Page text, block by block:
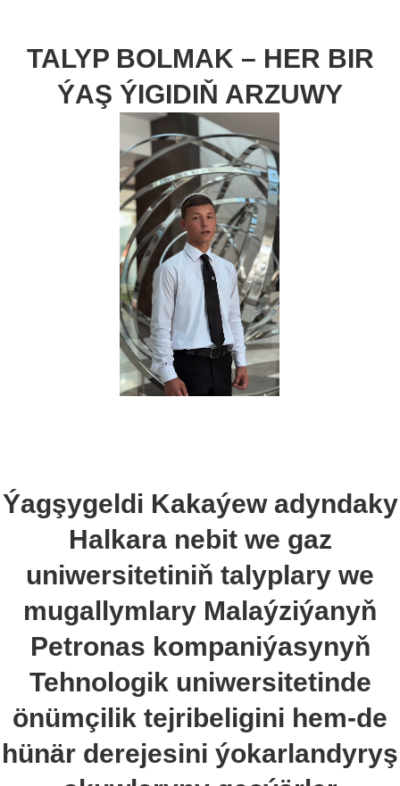
TALYP BOLMAK – HER BIR
ÝAŞ ÝIGIDIŇ ARZUWY
Ýagşygeldi Kakaýew adyndaky
Halkara nebit we gaz
uniwersitetiniň talyplary we
mugallymlary Malaýziýanyň
Petronas kompaniýasynyň
Tehnologik uniwersitetinde
önümçilik tejribeligini hem-de
hünär derejesini ýokarlandyryş